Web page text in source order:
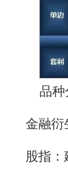
品种
金融衍
股指：建